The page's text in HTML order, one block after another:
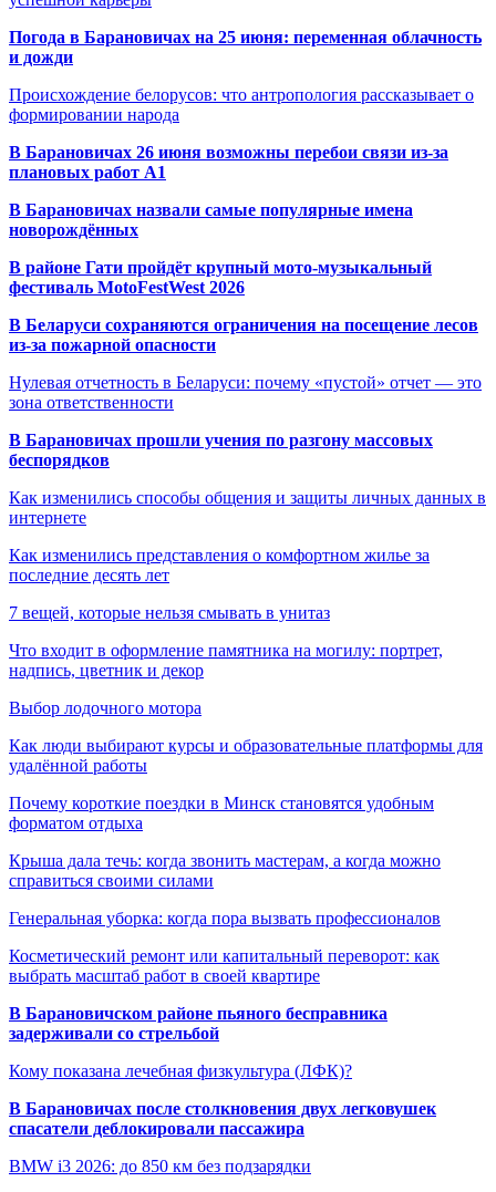
Погода в Барановичах на 25 июня: переменная облачность
и дожди
Происхождение белорусов: что антропология рассказывает о
формировании народа
В Барановичах 26 июня возможны перебои связи из-за
плановых работ A1
В Барановичах назвали самые популярные имена
новорождённых
В районе Гати пройдёт крупный мото-музыкальный
фестиваль MotoFestWest 2026
В Беларуси сохраняются ограничения на посещение лесов
из-за пожарной опасности
Нулевая отчетность в Беларуси: почему «пустой» отчет — это
зона ответственности
В Барановичах прошли учения по разгону массовых
беспорядков
Как изменились способы общения и защиты личных данных в
интернете
Как изменились представления о комфортном жилье за
последние десять лет
7 вещей, которые нельзя смывать в унитаз
Что входит в оформление памятника на могилу: портрет,
надпись, цветник и декор
Выбор лодочного мотора
Как люди выбирают курсы и образовательные платформы для
удалённой работы
Почему короткие поездки в Минск становятся удобным
форматом отдыха
Крыша дала течь: когда звонить мастерам, а когда можно
справиться своими силами
Генеральная уборка: когда пора вызвать профессионалов
Косметический ремонт или капитальный переворот: как
выбрать масштаб работ в своей квартире
В Барановичском районе пьяного бесправника
задерживали со стрельбой
Кому показана лечебная физкультура (ЛФК)?
В Барановичах после столкновения двух легковушек
спасатели деблокировали пассажира
BMW i3 2026: до 850 км без подзарядки